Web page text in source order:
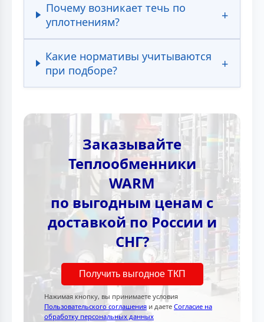
Почему возникает течь по
уплотнениям?
Какие нормативы учитываются
при подборе?
Заказывайте
Теплообменники
WARM
по выгодным ценам с
доставкой по России и
СНГ?
Получить выгодное ТКП
Нажимая кнопку, вы принимаете условия
Пользовательского соглашения и даете Согласие на
обработку персональных данных